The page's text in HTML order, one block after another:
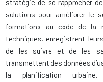
stratégie de se rapprocher
solutions pour améliorer le
formations au code de la
techniques, enregistrent
de les suivre et de les
transmettent des données
la planification